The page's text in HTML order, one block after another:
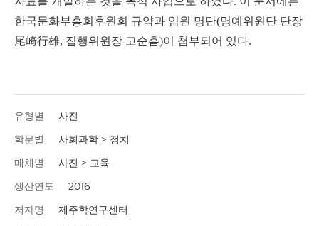
한국문화부흥회후원회 규약과 임원 명단(명예위원단 단장
尾崎行雄, 집행위원장 고순흠)이 첨부되어 있다.
유형별
사진
학문별
사회과학 > 정치
매체별
사진 > 교육
생산연도
2016
저자명
제주학연구센터